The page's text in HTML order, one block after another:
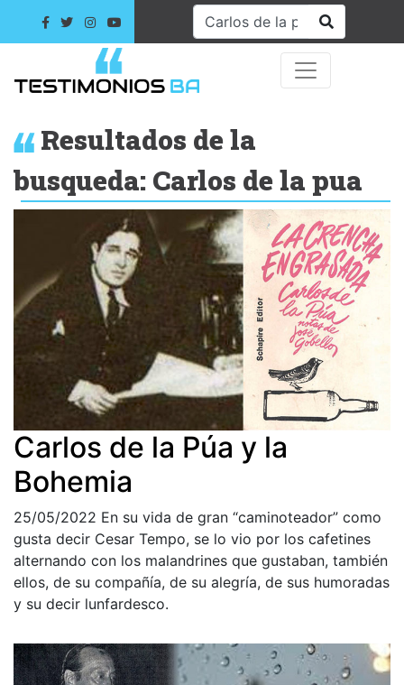
Resultados de la
busqueda: Carlos de la pua
Carlos de la Púa y la
Bohemia
25/05/2022 En su vida de gran “caminoteador” como
gusta decir Cesar Tempo, se lo vio por los cafetines
alternando con los malandrines que gustaban, también
ellos, de su compañía, de su alegría, de sus humoradas
y su decir lunfardesco.